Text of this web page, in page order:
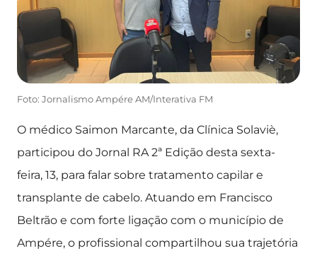
Foto: Jornalismo Ampére AM/Interativa FM
O médico Saimon Marcante, da Clínica Solaviè,
participou do Jornal RA 2ª Edição desta sexta-
feira, 13, para falar sobre tratamento capilar e
transplante de cabelo. Atuando em Francisco
Beltrão e com forte ligação com o município de
Ampére, o profissional compartilhou sua trajetória